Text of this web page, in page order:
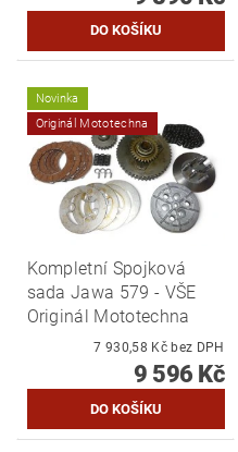
Novinka
Originál Mototechna
Kompletní Spojková
sada Jawa 579 - VŠE
Originál Mototechna
7 930,58 Kč bez DPH
9 596 Kč